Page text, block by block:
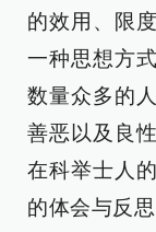
的效用、限
一种思想方
数量众多的
善恶以及良
在科举士人
的体会与反